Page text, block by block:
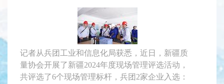
记者从兵团工业和信息化局获悉，近日，新疆质
量协会开展了新疆2024年度现场管理评选活动，
共评选了6个现场管理标杆，兵团2家企业入选：